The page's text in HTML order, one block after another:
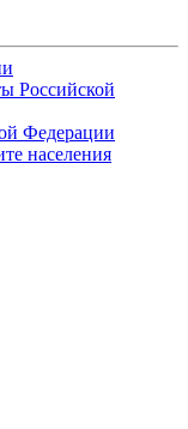
Российской
Федерации
населения